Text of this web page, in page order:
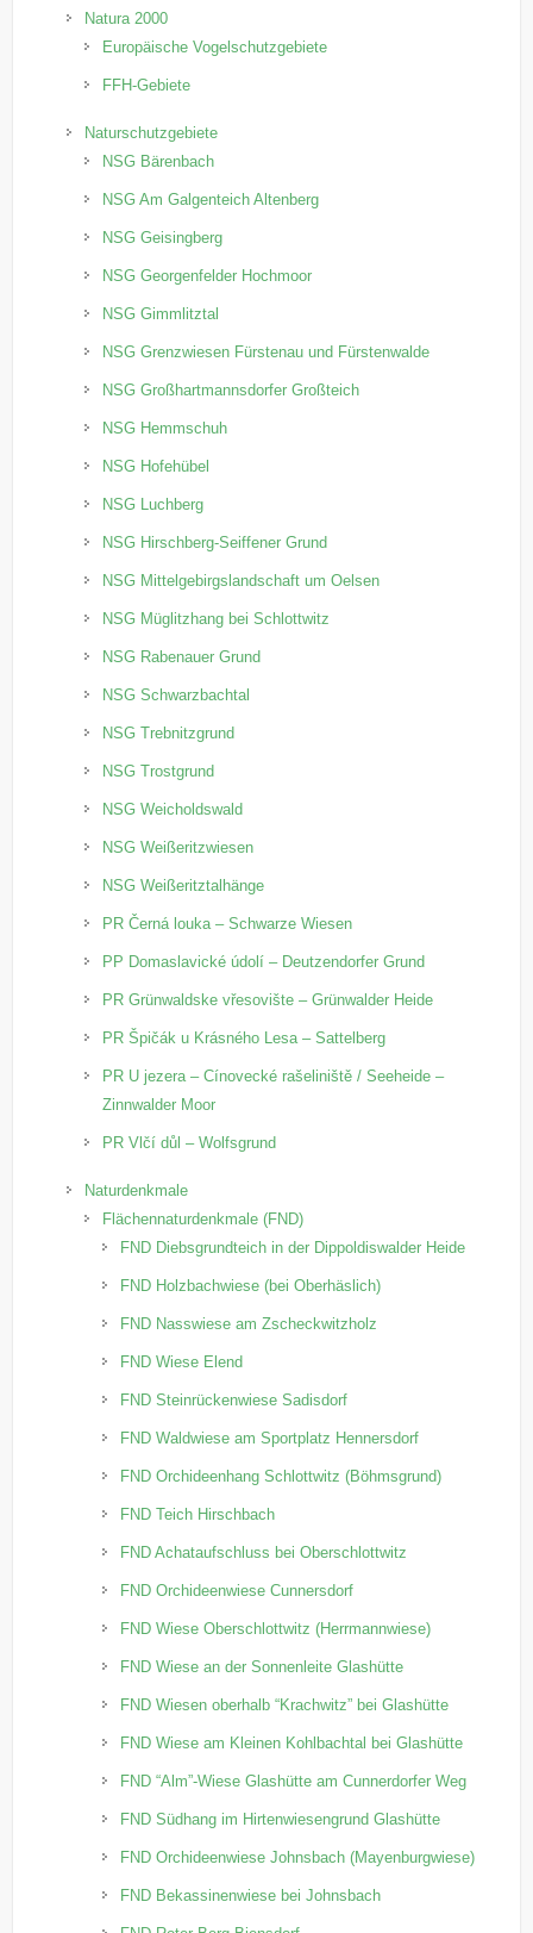
Natura 2000
Europäische Vogelschutzgebiete
FFH-Gebiete
Naturschutzgebiete
NSG Bärenbach
NSG Am Galgenteich Altenberg
NSG Geisingberg
NSG Georgenfelder Hochmoor
NSG Gimmlitztal
NSG Grenzwiesen Fürstenau und Fürstenwalde
NSG Großhartmannsdorfer Großteich
NSG Hemmschuh
NSG Hofehübel
NSG Luchberg
NSG Hirschberg-Seiffener Grund
NSG Mittelgebirgslandschaft um Oelsen
NSG Müglitzhang bei Schlottwitz
NSG Rabenauer Grund
NSG Schwarzbachtal
NSG Trebnitzgrund
NSG Trostgrund
NSG Weicholdswald
NSG Weißeritzwiesen
NSG Weißeritztalhänge
PR Černá louka – Schwarze Wiesen
PP Domaslavické údolí – Deutzendorfer Grund
PR Grünwaldske vřesovište – Grünwalder Heide
PR Špičák u Krásného Lesa – Sattelberg
PR U jezera – Cínovecké rašeliniště / Seeheide –
Zinnwalder Moor
PR Vlčí důl – Wolfsgrund
Naturdenkmale
Flächennaturdenkmale (FND)
FND Diebsgrundteich in der Dippoldiswalder Heide
FND Holzbachwiese (bei Oberhäslich)
FND Nasswiese am Zscheckwitzholz
FND Wiese Elend
FND Steinrückenwiese Sadisdorf
FND Waldwiese am Sportplatz Hennersdorf
FND Orchideenhang Schlottwitz (Böhmsgrund)
FND Teich Hirschbach
FND Achataufschluss bei Oberschlottwitz
FND Orchideenwiese Cunnersdorf
FND Wiese Oberschlottwitz (Herrmannwiese)
FND Wiese an der Sonnenleite Glashütte
FND Wiesen oberhalb “Krachwitz” bei Glashütte
FND Wiese am Kleinen Kohlbachtal bei Glashütte
FND “Alm”-Wiese Glashütte am Cunnerdorfer Weg
FND Südhang im Hirtenwiesengrund Glashütte
FND Orchideenwiese Johnsbach (Mayenburgwiese)
FND Bekassinenwiese bei Johnsbach